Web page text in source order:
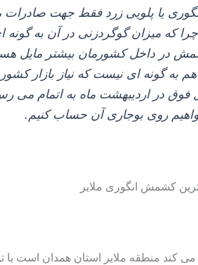
یا پلویی زرد فقط جهت صادرات
که میزان گوگردزنی در آن به
در داخل کشورمان بیشتر مایل
به گونه‌ ای نیست که نیاز بازار
روی بوجاری آن حساب کنیم.
کند منطقه ملایر استان همدان است با